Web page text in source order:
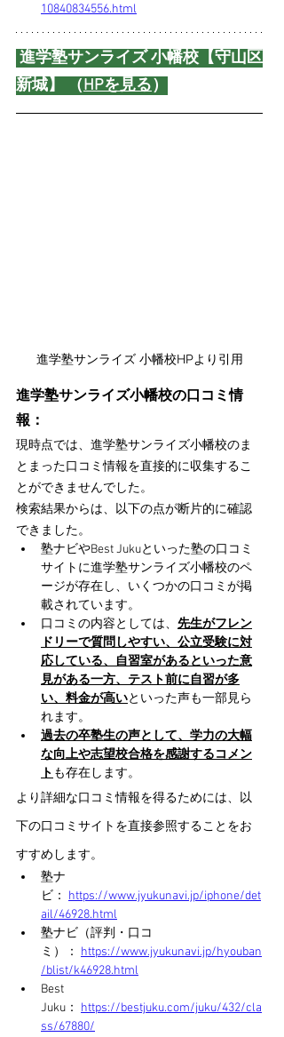
10840834556.html
進学塾サンライズ 小幡校【守山区
新城】 （HPを見る）
進学塾サンライズ 小幡校HPより引用
進学塾サンライズ小幡校の口コミ情
報：
現時点では、進学塾サンライズ小幡校のま
とまった口コミ情報を直接的に収集するこ
とができませんでした。
検索結果からは、以下の点が断片的に確認
できました。
塾ナビやBest Jukuといった塾の口コミ
サイトに進学塾サンライズ小幡校のペ
ージが存在し、いくつかの口コミが掲
載されています。
口コミの内容としては、 先生がフレン
ドリーで質問しやすい、公立受験に対
応している、自習室があるといった意
見がある一方、テスト前に自習が多
い、料金が高いといった声も一部見ら
れます。
過去の卒塾生の声として、学力の大幅
な向上や志望校合格を感謝するコメン
ト も存在します。
より詳細な口コミ情報を得るためには、以
下の口コミサイトを直接参照することをお
すすめします。
塾ナ
ビ： https://www.jyukunavi.jp/iphone/det
ail/46928.html
塾ナビ（評判・口コ
ミ）： https://www.jyukunavi.jp/hyouban
/blist/k46928.html
Best
Juku： https://bestjuku.com/juku/432/cla
ss/67880/